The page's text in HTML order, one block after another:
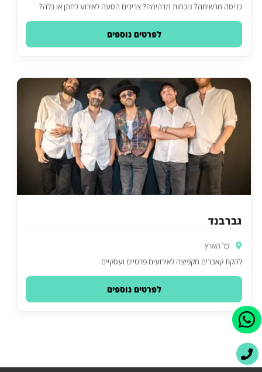
כניסה מרשימה? נוכחות מדהימה? צריכים הסעה לאירוע לחתן או כלה?
לפרטים נוספים
גברבנד
כל הארץ
להקת קאברים מקפיצה לאירועים פרטיים ועסקיים
לפרטים נוספים